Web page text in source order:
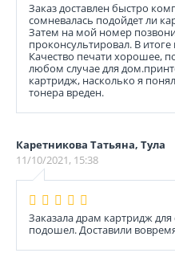
Заказ доставлен быстро
сомневалась подойдет ли
Затем на мой номер
проконсультировал. В
Качество печати хорошее,
любом случае для
картридж, насколько я
тонера вреден.
Каретникова Татьяна, Тула
11/10/2021, 15:38
Заказала драм картридж
подошел. Доставили